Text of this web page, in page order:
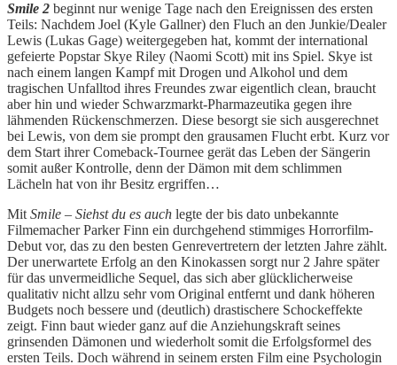
Smile 2 beginnt nur wenige Tage nach den Ereignissen des ersten
Teils: Nachdem Joel (Kyle Gallner) den Fluch an den Junkie/Dealer
Lewis (Lukas Gage) weitergegeben hat, kommt der international
gefeierte Popstar Skye Riley (Naomi Scott) mit ins Spiel. Skye ist
nach einem langen Kampf mit Drogen und Alkohol und dem
tragischen Unfalltod ihres Freundes zwar eigentlich clean, braucht
aber hin und wieder Schwarzmarkt-Pharmazeutika gegen ihre
lähmenden Rückenschmerzen. Diese besorgt sie sich ausgerechnet
bei Lewis, von dem sie prompt den grausamen Flucht erbt. Kurz vor
dem Start ihrer Comeback-Tournee gerät das Leben der Sängerin
somit außer Kontrolle, denn der Dämon mit dem schlimmen
Lächeln hat von ihr Besitz ergriffen…
Mit Smile – Siehst du es auch legte der bis dato unbekannte
Filmemacher Parker Finn ein durchgehend stimmiges Horrorfilm-
Debut vor, das zu den besten Genrevertretern der letzten Jahre zählt.
Der unerwartete Erfolg an den Kinokassen sorgt nur 2 Jahre später
für das unvermeidliche Sequel, das sich aber glücklicherweise
qualitativ nicht allzu sehr vom Original entfernt und dank höheren
Budgets noch bessere und (deutlich) drastischere Schockeffekte
zeigt. Finn baut wieder ganz auf die Anziehungskraft seines
grinsenden Dämonen und wiederholt somit die Erfolgsformel des
ersten Teils. Doch während in seinem ersten Film eine Psychologin